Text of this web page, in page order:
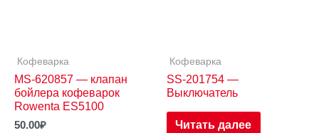
Кофеварка
MS-620857 — клапан
бойлера кофеварок
Rowenta ES5100
50.00₽
Кофеварка
SS-201754 —
Выключатель
Читать далее